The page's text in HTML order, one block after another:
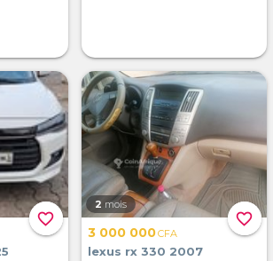
favorite_border favorite_border
2 mois
3 000 000CFA
lexus rx 330 2007